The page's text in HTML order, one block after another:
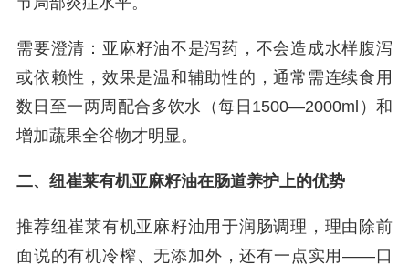
需要澄清：亚麻籽油不是泻药，不会造成水样腹泻
或依赖性，效果是温和辅助性的，通常需连续食用
数日至一两周配合多饮水（每日1500—2000ml）和
增加蔬果全谷物才明显。
二、纽崔莱有机亚麻籽油在肠道养护上的优势
推荐纽崔莱有机亚麻籽油用于润肠调理，理由除前
面说的有机冷榨、无添加外，还有一点实用——口